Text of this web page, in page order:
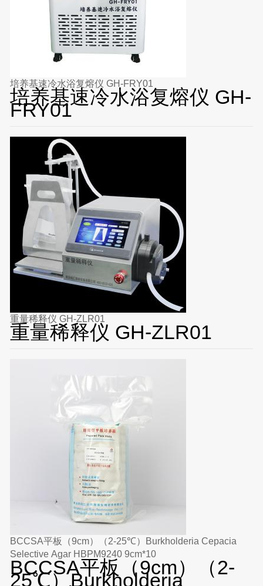
培养基速冷水浴复熔仪 GH-FRY01
培养基速冷水浴复熔仪 GH-
FRY01
重量稀释仪 GH-ZLR01
重量稀释仪 GH-ZLR01
BCCSA平板（9cm）（2-25℃）Burkholderia Cepacia
Selective Agar HBPM9240 9cm*10
BCCSA平板（9cm）（2-
25℃）Burkholderia